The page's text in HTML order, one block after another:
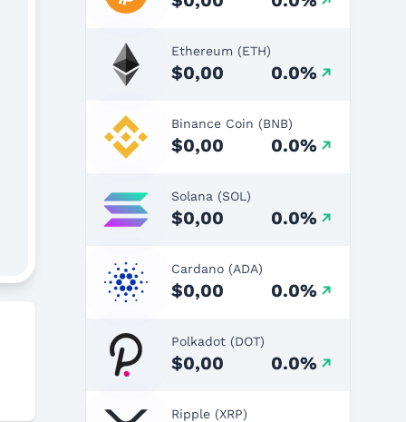
Ethereum (ETH)
$0,00 0.0%
Binance Coin (BNB)
$0,00 0.0%
Solana (SOL)
$0,00 0.0%
Cardano (ADA)
$0,00 0.0%
Polkadot (DOT)
$0,00 0.0%
Ripple (XRP)